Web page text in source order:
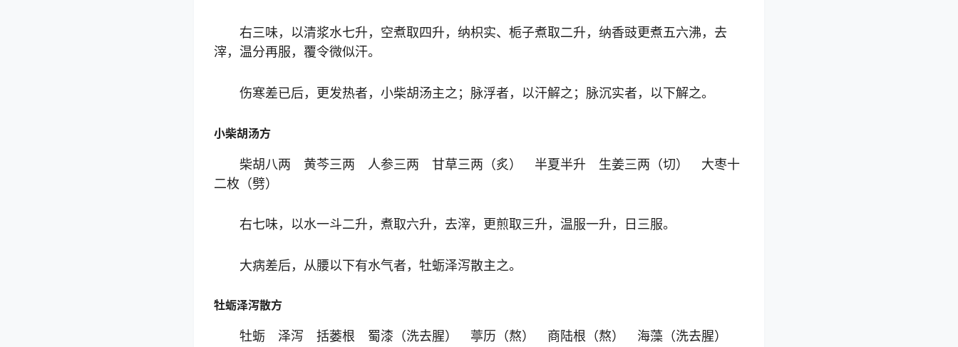
右三味，以清浆水七升，空煮取四升，纳枳实、栀子煮取二升，纳香豉更煮五六沸，去
滓，温分再服，覆令微似汗。
伤寒差已后，更发热者，小柴胡汤主之；脉浮者，以汗解之；脉沉实者，以下解之。
小柴胡汤方
柴胡八两 黄芩三两 人参三两 甘草三两（炙） 半夏半升 生姜三两（切） 大枣十
二枚（劈）
右七味，以水一斗二升，煮取六升，去滓，更煎取三升，温服一升，日三服。
大病差后，从腰以下有水气者，牡蛎泽泻散主之。
牡蛎泽泻散方
牡蛎 泽泻 括蒌根 蜀漆（洗去腥） 葶历（熬） 商陆根（熬） 海藻（洗去腥）